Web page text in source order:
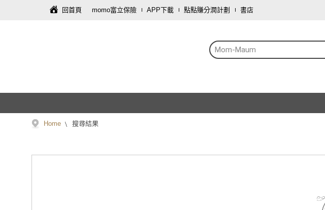
回首頁 momo富立保險 APP下載 點點賺分潤計劃 書店
Mom-Maum
Home 搜尋結果